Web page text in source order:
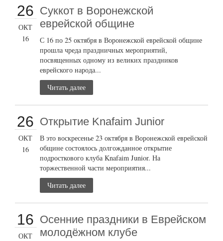
26
ОКТ
16
Суккот в Воронежской
еврейской общине
С 16 по 25 октября в Воронежской еврейской общине
прошла чреда праздничных мероприятий,
посвященных одному из великих праздников
еврейского народа...
Читать далее
26
ОКТ
16
Открытие Knafaim Junior
В это воскресенье 23 октября в Воронежской еврейской
общине состоялось долгожданное открытие
подросткового клуба Knafaim Junior. На
торжественной части мероприятия...
Читать далее
16
ОКТ
Осенние праздники в Еврейском
молодёжном клубе